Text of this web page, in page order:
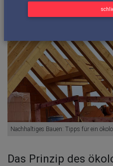
Nachhaltiges Bauen: Tipps für ein
Das Prinzip des